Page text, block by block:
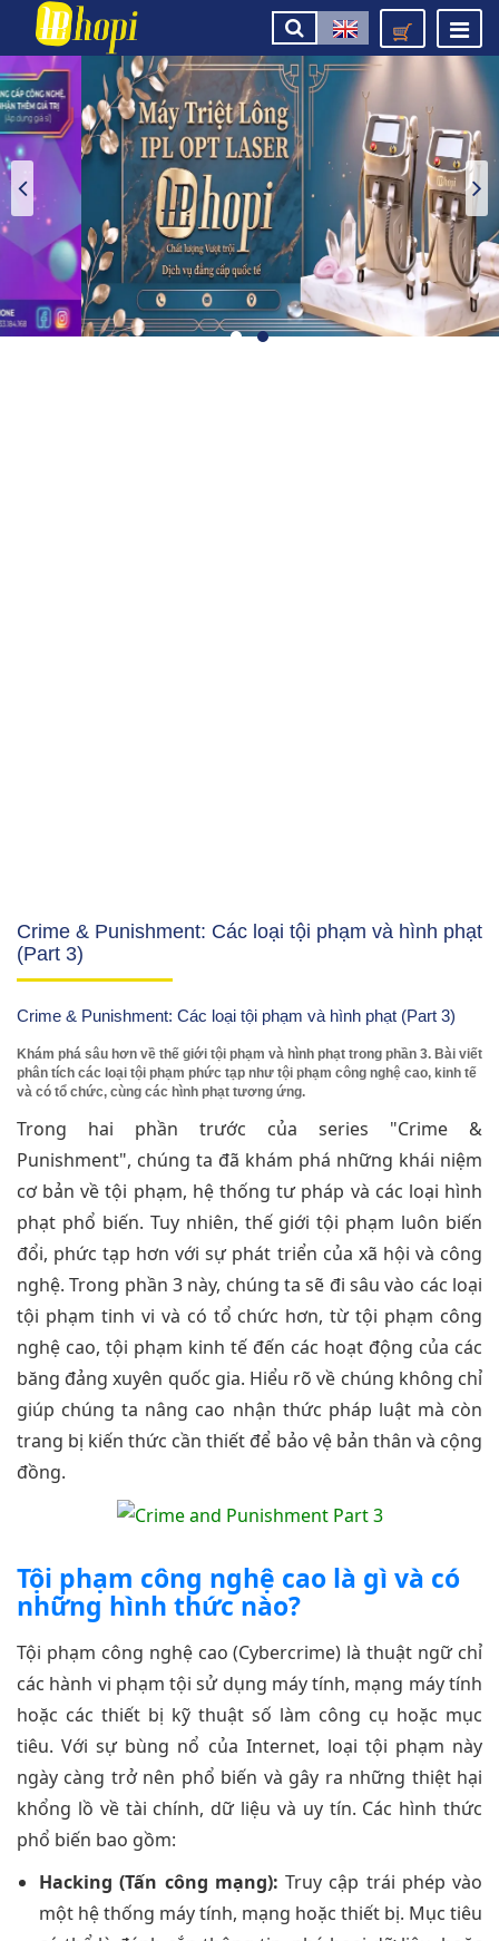
Crime & Punishment: Các loại tội phạm và hình phạt
(Part 3)
Crime & Punishment: Các loại tội phạm và hình phạt (Part 3)
Khám phá sâu hơn về thế giới tội phạm và hình phạt trong phần 3. Bài viết
phân tích các loại tội phạm phức tạp như tội phạm công nghệ cao, kinh tế
và có tổ chức, cùng các hình phạt tương ứng.
Trong hai phần trước của series "Crime &
Punishment", chúng ta đã khám phá những khái niệm
cơ bản về tội phạm, hệ thống tư pháp và các loại hình
phạt phổ biến. Tuy nhiên, thế giới tội phạm luôn biến
đổi, phức tạp hơn với sự phát triển của xã hội và công
nghệ. Trong phần 3 này, chúng ta sẽ đi sâu vào các loại
tội phạm tinh vi và có tổ chức hơn, từ tội phạm công
nghệ cao, tội phạm kinh tế đến các hoạt động của các
băng đảng xuyên quốc gia. Hiểu rõ về chúng không chỉ
giúp chúng ta nâng cao nhận thức pháp luật mà còn
trang bị kiến thức cần thiết để bảo vệ bản thân và cộng
đồng.
Tội phạm công nghệ cao là gì và có
những hình thức nào?
Tội phạm công nghệ cao (Cybercrime) là thuật ngữ chỉ
các hành vi phạm tội sử dụng máy tính, mạng máy tính
hoặc các thiết bị kỹ thuật số làm công cụ hoặc mục
tiêu. Với sự bùng nổ của Internet, loại tội phạm này
ngày càng trở nên phổ biến và gây ra những thiệt hại
khổng lồ về tài chính, dữ liệu và uy tín. Các hình thức
phổ biến bao gồm:
Hacking (Tấn công mạng): Truy cập trái phép vào
một hệ thống máy tính, mạng hoặc thiết bị. Mục tiêu